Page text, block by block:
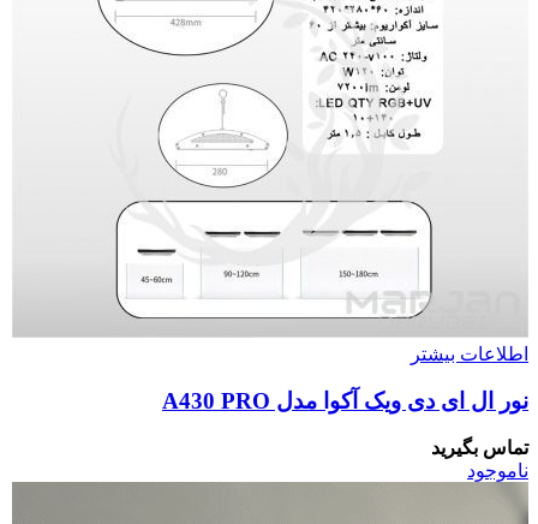
اطلاعات بیشتر
نور ال ای دی ویک آکوا مدل A430 PRO
تماس بگیرید
ناموجود